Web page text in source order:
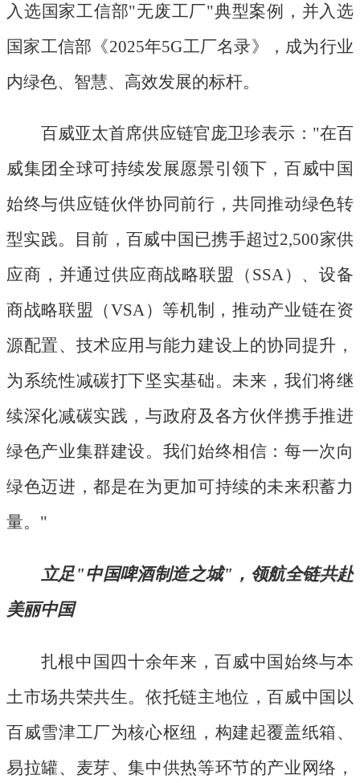
入选国家工信部"无废工厂"典型案例，并入选
国家工信部《2025年5G工厂名录》，成为行业
内绿色、智慧、高效发展的标杆。
百威亚太首席供应链官庞卫珍表示： "在百
威集团全球可持续发展愿景引领下，百威中国
始终与供应链伙伴协同前行，共同推动绿色转
型实践。目前，百威中国已携手超过2,500家供
应商，并通过供应商战略联盟（SSA）、设备
商战略联盟（VSA）等机制，推动产业链在资
源配置、技术应用与能力建设上的协同提升，
为系统性减碳打下坚实基础。未来，我们将继
续深化减碳实践，与政府及各方伙伴携手推进
绿色产业集群建设。我们始终相信：每一次向
绿色迈进，都是在为更加可持续的未来积蓄力
量。"
立足"中国啤酒制造之城"，领航全链共赴
美丽中国
扎根中国四十余年来，百威中国始终与本
土市场共荣共生。依托链主地位，百威中国以
百威雪津工厂为核心枢纽，构建起覆盖纸箱、
易拉罐、麦芽、集中供热等环节的产业网络，